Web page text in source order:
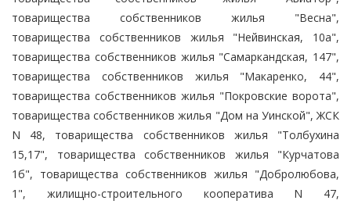
товарищества собственников жилья "Весна",
товарищества собственников жилья "Нейвинская, 10а",
товарищества собственников жилья "Самаркандская, 147",
товарищества собственников жилья "Макаренко, 44",
товарищества собственников жилья "Покровские ворота",
товарищества собственников жилья "Дом на Уинской", ЖСК
N 48, товарищества собственников жилья "Толбухина
15,17", товарищества собственников жилья "Курчатова
1б", товарищества собственников жилья "Добролюбова,
1", жилищно-строительного кооператива N 47,